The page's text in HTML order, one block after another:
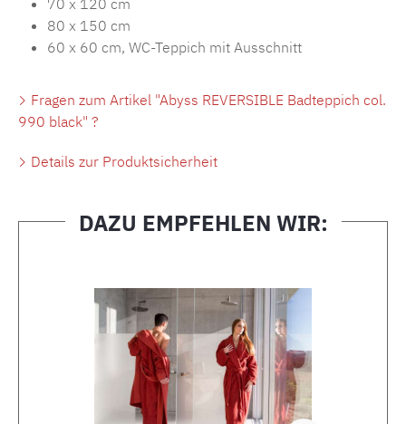
80 x 150 cm
60 x 60 cm, WC-Teppich mit Ausschnitt
Fragen zum Artikel "Abyss REVERSIBLE Badteppich col.
990 black" ?
Details zur Produktsicherheit
DAZU EMPFEHLEN WIR: